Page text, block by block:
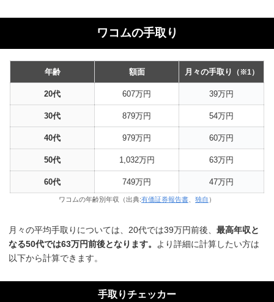
ワコムの手取り
年齢 額面 月々の手取り （※1）
20代 607万円 39万円
30代 879万円 54万円
40代 979万円 60万円
50代 1,032万円 63万円
60代 749万円 47万円
ワコムの年齢別年収（出典:有価証券報告書 独自 ）
月々の平均手取りについては、20代では39万円前後、最高年収と
なる50代では63万円前後となります。
より詳細に計算したい方は
以下から計算できます。
手取りチェッカー